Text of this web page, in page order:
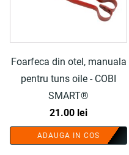
Foarfeca din otel, manuala
pentru tuns oile - COBI
SMART®
21.00 lei
ADAUGA IN COS